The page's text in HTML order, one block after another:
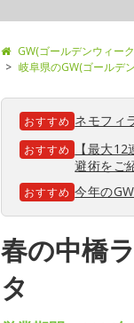
GW(ゴールデンウィー
岐阜県のGW(ゴールデ
おすすめ ネモフィ
おすすめ
【最大
避術をご
おすすめ 今年の
春の中橋
タ